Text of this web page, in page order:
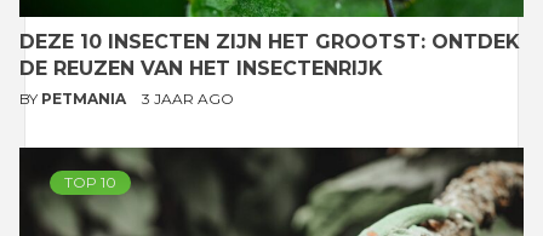
DEZE 10 INSECTEN ZIJN HET GROOTST: ONTDEK
DE REUZEN VAN HET INSECTENRIJK
BY PETMANIA 3 JAAR AGO
TOP 10